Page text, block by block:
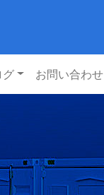
グ お問い合わせ